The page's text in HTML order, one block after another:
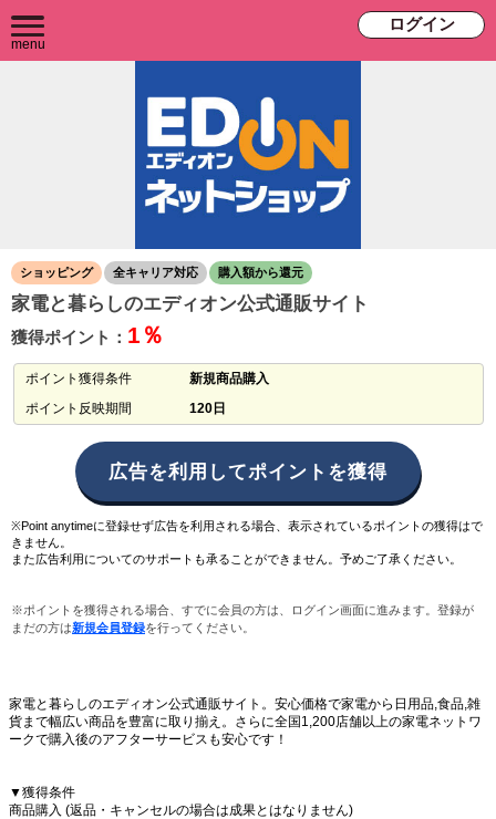
menu
ログイン
ショッピング 全キャリア対応 購入額から還元
家電と暮らしのエディオン公式通販サイト
獲得ポイント： 1％
ポイント獲得条件 新規商品購入
ポイント反映期間 120日
※Point anytimeに登録せず広告を利用される場合、表示されているポイントの獲得はで
きません。
また広告利用についてのサポートも承ることができません。予めご了承ください。
※ポイントを獲得される場合、すでに会員の方は、ログイン画面に進みます。登録が
まだの方は新規会員登録を行ってください。
家電と暮らしのエディオン公式通販サイト。安心価格で家電から日用品,食品,雑
貨まで幅広い商品を豊富に取り揃え。さらに全国1,200店舗以上の家電ネットワ
ークで購入後のアフターサービスも安心です！
▼獲得条件
商品購入 (返品・キャンセルの場合は成果とはなりません)